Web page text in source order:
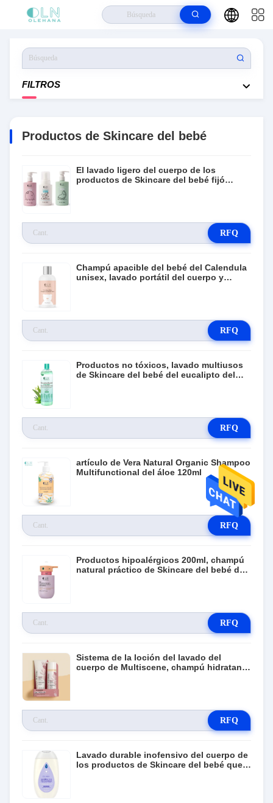
FILTROS
Productos de Skincare del bebé
El lavado ligero del cuerpo de los
productos de Skincare del bebé fijó
RFQ
Champú apacible del bebé del Calendula
unisex, lavado portátil del cuerpo y
RFQ
Productos no tóxicos, lavado multiusos
de Skincare del bebé del eucalipto del
RFQ
artículo de Vera Natural Organic Shampoo
Multifunctional del áloe 120ml
RFQ
Productos hipoalérgicos 200ml, champú
natural práctico de Skincare del bebé de
RFQ
Sistema de la loción del lavado del
cuerpo de Multiscene, champú hidratante
RFQ
Lavado durable inofensivo del cuerpo de
los productos de Skincare del bebé que